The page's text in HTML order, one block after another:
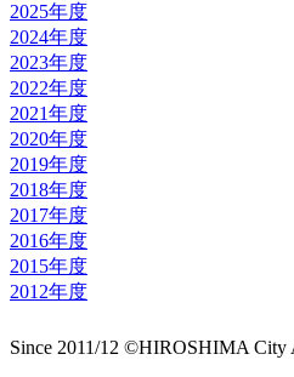
2025年度
2024年度
2023年度
2022年度
2021年度
2020年度
2019年度
2018年度
2017年度
2016年度
2015年度
2012年度
Since 2011/12 ©HIROSHIMA City